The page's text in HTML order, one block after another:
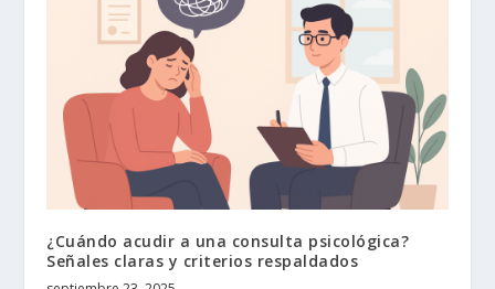
¿Cuándo acudir a una consulta psicológica?
Señales claras y criterios respaldados